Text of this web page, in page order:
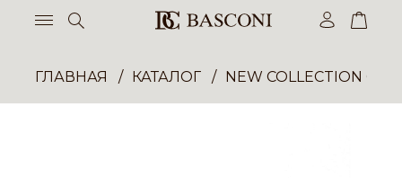
ГЛАВНАЯ КАТАЛОГ NEW COLLECTION